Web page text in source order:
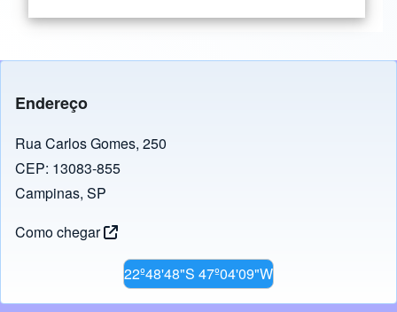
Endereço
Rua Carlos Gomes, 250
CEP: 13083-855
Campinas, SP
Como chegar
22º48'48"S 47º04'09"W